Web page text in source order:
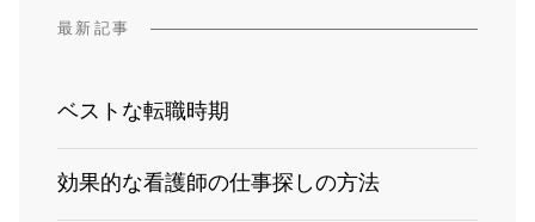
最新記事
ベストな転職時期
効果的な看護師の仕事探しの方法